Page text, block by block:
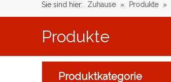
Sie sind hier: Zuhause » Produkte »
Produkte
Produktkategorie